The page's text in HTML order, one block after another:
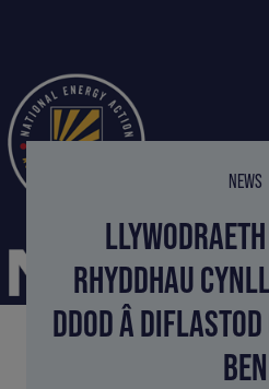
NEWS
RHYDDHAU
DDOD Â
BEN